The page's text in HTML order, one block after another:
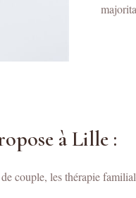
à Lille :
couple, les thérapie